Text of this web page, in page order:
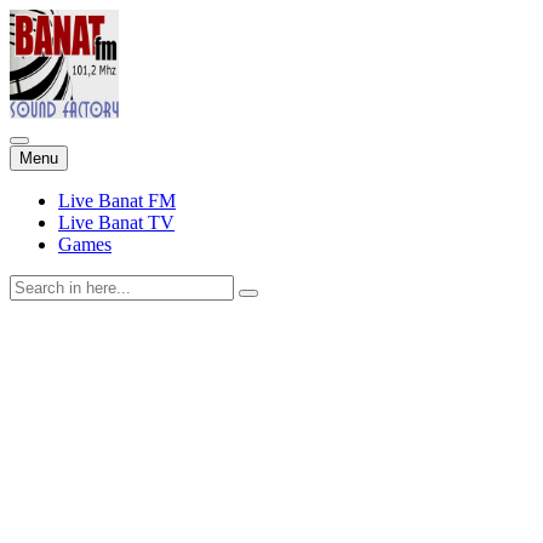
Menu Skip
to
content
Live Banat FM
Live Banat TV
Games
Search
for: